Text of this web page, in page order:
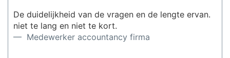
De duidelijkheid van de vragen en de lengte ervan.
niet te lang en niet te kort.
— Medewerker accountancy firma